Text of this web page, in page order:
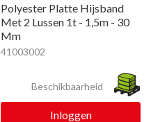
Polyester Platte Hijsband
Met 2 Lussen 1t - 1,5m - 30
Mm
41003002
Beschikbaarheid
Inloggen